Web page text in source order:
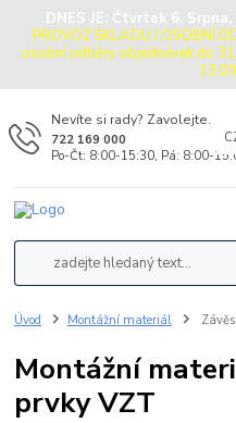
DNES JE: Čtvrtek 6. Srpna,
PROVOZ SKLADU / OSOBNÍ
osobní odběry objednávek do
Nevíte si rady? Zavolejte.
722 169 000
Po-Čt: 8:00-15:30, Pá: 8:00-
Úvod Montážní materiál
Montážní
prvky VZT